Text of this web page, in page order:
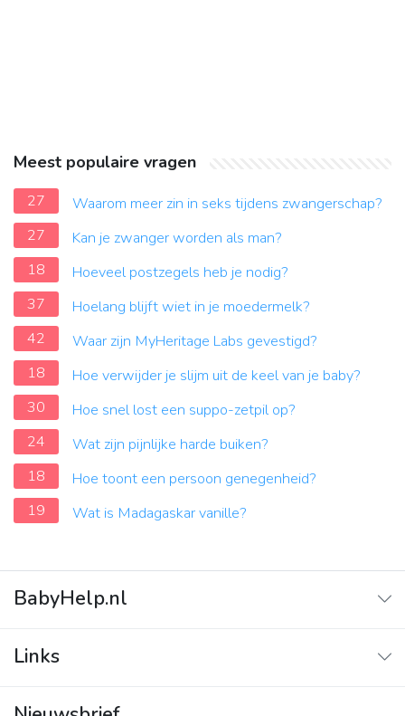
Meest populaire vragen
27
Waarom meer zin in seks tijdens zwangerschap?
27
Kan je zwanger worden als man?
18
Hoeveel postzegels heb je nodig?
37
Hoelang blijft wiet in je moedermelk?
42
Waar zijn MyHeritage Labs gevestigd?
18
Hoe verwijder je slijm uit de keel van je baby?
30
Hoe snel lost een suppo-zetpil op?
24
Wat zijn pijnlijke harde buiken?
18
Hoe toont een persoon genegenheid?
19
Wat is Madagaskar vanille?
BabyHelp.nl
Vraag & Antwoord
Links